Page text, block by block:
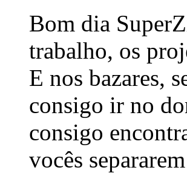
Bom dia
trabalho, os
E nos bazares,
consigo ir no
consigo
vocês